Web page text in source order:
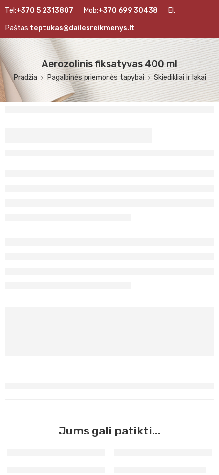
Tel:+370 5 2313807 Mob:+370 699 30438 El.
Paštas:teptukas@dailesreikmenys.lt
Aerozolinis fiksatyvas 400 ml
Pradžia Pagalbinės priemonės tapybai Skiedikliai ir lakai
Jums gali patikti...